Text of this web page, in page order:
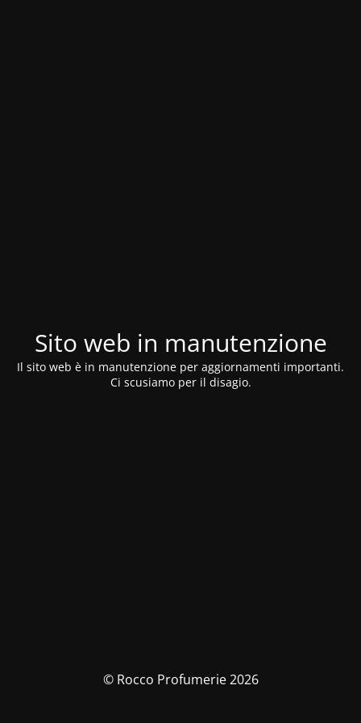
Sito web in manutenzione
Il sito web è in manutenzione per aggiornamenti importanti.
Ci scusiamo per il disagio.
© Rocco Profumerie 2026